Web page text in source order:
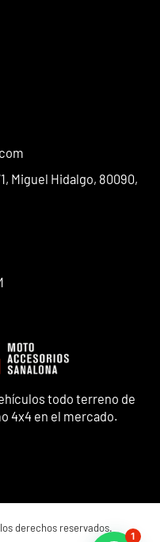
todo terreno de
4x4 en el mercado.
Miguel Hidalgo, 80090,
derechos reservados.
1